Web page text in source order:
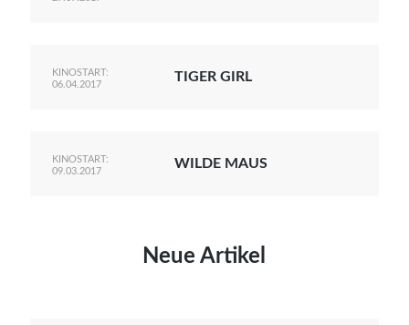
KINOSTART:
06.04.2017
TIGER GIRL
KINOSTART:
09.03.2017
WILDE MAUS
Neue Artikel